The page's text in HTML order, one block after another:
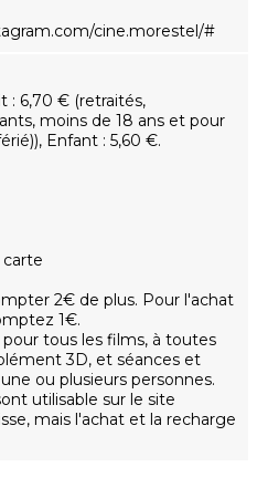
cine.morestel/#
: 6,70 € (retraités,
moins de 18 ans et pour
Enfant : 5,60 €.
2€ de plus. Pour l'achat
1€.
pour tous les films, à toutes
3D, et séances et
ou plusieurs personnes.
utilisable sur le site
mais l'achat et la recharge